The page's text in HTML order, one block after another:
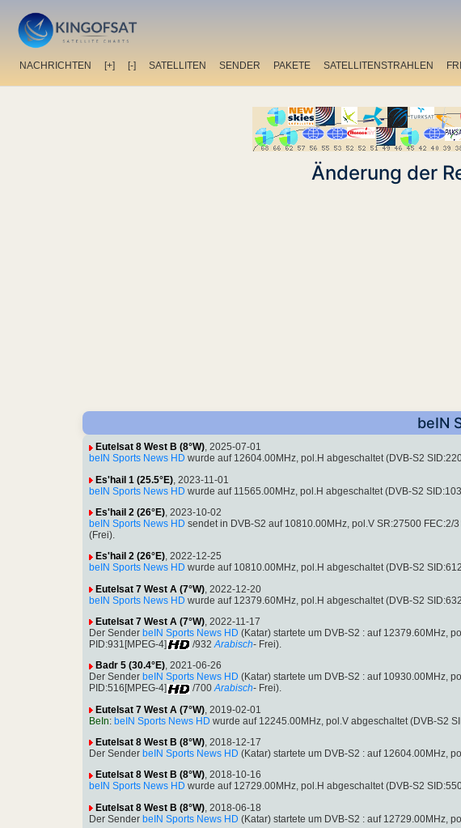
NACHRICHTEN [+] [-] SATELLITEN SENDER PAKETE SATELLITENSTRAHLEN
Änderung der
beIN
Eutelsat 8 West B (8°W), 2025-07-01
beIN Sports News HD wurde auf 12604.00MHz, pol.H abgeschaltet (DVB-S2
Es'hail 1 (25.5°E) , 2023-11-01
beIN Sports News HD wurde auf 11565.00MHz, pol.H abgeschaltet (DVB-S2
Es'hail 2 (26°E), 2023-10-02
beIN Sports News HD sendet in DVB-S2 auf 10810.00MHz, pol.V SR:27500 FEC:2/
(Frei).
Es'hail 2 (26°E), 2022-12-25
beIN Sports News HD wurde auf 10810.00MHz, pol.H abgeschaltet (DVB-S2
Eutelsat 7 West A (7°W) , 2022-12-20
beIN Sports News HD wurde auf 12379.60MHz, pol.H abgeschaltet (DVB-S2
Eutelsat 7 West A (7°W), 2022-11-17
Der Sender beIN Sports News HD (Katar) startete um DVB-S2 : auf 12379.60MHz,
PID:931[MPEG-4]
/932 Arabisch- Frei).
Badr 5 (30.4°E), 2021-06-26
Der Sender beIN Sports News HD (Katar) startete um DVB-S2 : auf 10930.00MHz,
PID:516[MPEG-4]
/700 Arabisch- Frei).
Eutelsat 7 West A (7°W) , 2019-02-01
BeIn: beIN Sports News HD wurde auf 12245.00MHz, pol.V abgeschaltet (DVB-S2
Eutelsat 8 West B (8°W), 2018-12-17
Der Sender beIN Sports News HD (Katar) startete um DVB-S2 : auf 12604.00MHz,
Eutelsat 8 West B (8°W), 2018-10-16
beIN Sports News HD wurde auf 12729.00MHz, pol.H abgeschaltet (DVB-S2
Eutelsat 8 West B (8°W) , 2018-06-18
Der Sender beIN Sports News HD (Katar) startete um DVB-S2 : auf 12729.00MHz,